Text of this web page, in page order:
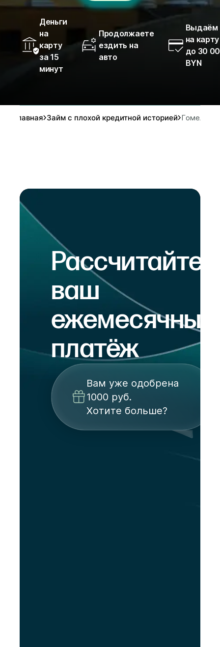
Деньги
на
карту
за 15
минут
Продолжаете
ездить на
авто
Выдаём
на карту
до 30
BYN
Главная Займ с плохой кредитной историей Гомель
Рассчитайте
ваш
ежемесячный
платёж
Вам уже одобрена
1000 руб.
Хотите больше?